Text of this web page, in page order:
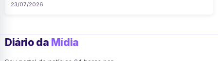
23/07/2026
Diário da Mídia